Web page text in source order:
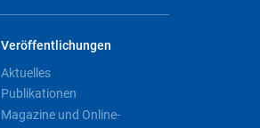
Veröffentlichungen
Aktuelles
Publikationen
Magazine und Online-